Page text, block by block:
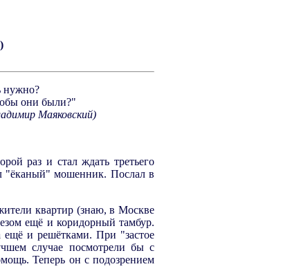
нужно?
они были?"
Маяковский)
раз и стал ждать третьего
"ёканый" мошенник. Послал в
квартир (знаю, в Москве
ещё и коридорный тамбур.
ещё и решётками. При "застое
случае посмотрели бы с
Теперь он с подозрением